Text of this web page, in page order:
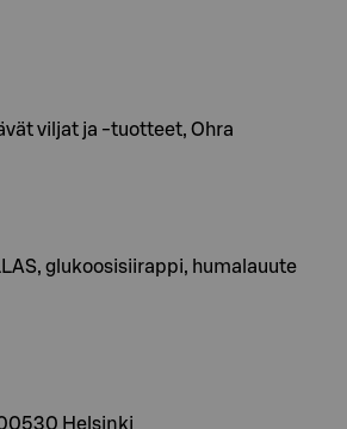
viljat ja -tuotteet, Ohra
glukoosisiirappi, humalauute
Helsinki